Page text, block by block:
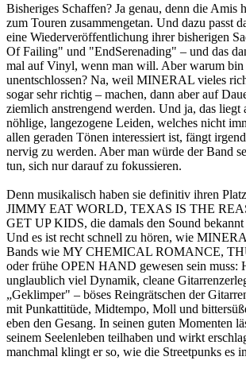
Bisheriges Schaffen? Ja genau, denn die Amis
zum Touren zusammengetan. Und dazu passt
eine Wiederveröffentlichung ihrer bisherigen
Of Failing" und "EndSerenading" – und das
mal auf Vinyl, wenn man will. Aber warum bin
unentschlossen? Na, weil MINERAL vieles
sogar sehr richtig – machen, dann aber auf
ziemlich anstrengend werden. Und ja, das liegt
nöhlige, langezogene Leiden, welches nicht
allen geraden Tönen interessiert ist, fängt
nervig zu werden. Aber man würde der Band
tun, sich nur darauf zu fokussieren.
Denn musikalisch haben sie definitiv ihren
JIMMY EAT WORLD, TEXAS IS THE
GET UP KIDS, die damals den Sound bekannt
Und es ist recht schnell zu hören, wie
Bands wie MY CHEMICAL ROMANCE,
oder frühe OPEN HAND gewesen sein muss:
unglaublich viel Dynamik, cleane
„Geklimper" – böses Reingrätschen der
mit Punkattitüde, Midtempo, Moll und
eben den Gesang. In seinen guten Momenten
seinem Seelenleben teilhaben und wirkt
manchmal klingt er so, wie die Streetpunks es